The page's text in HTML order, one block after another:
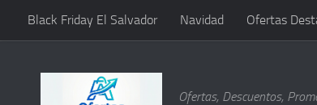
Saltar al contenido
Black Friday El Salvador Navidad Ofertas
Ofertas, Descuentos,